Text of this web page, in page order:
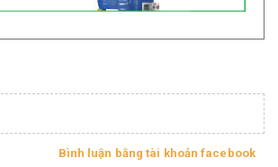
Bình luận bằng tài khoản facebook